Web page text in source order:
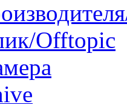
Offtopic